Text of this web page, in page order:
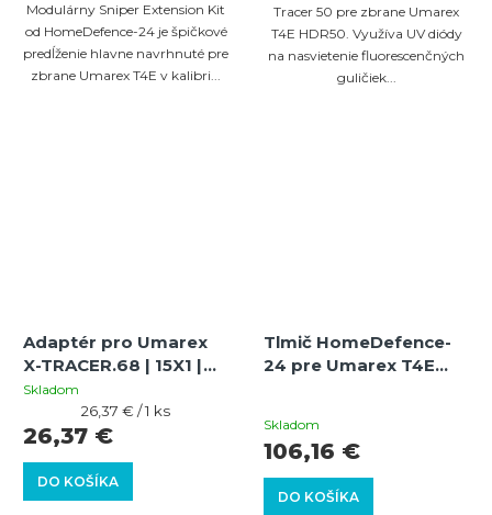
Modulárny Sniper Extension Kit
od HomeDefence-24 je špičkové
predĺženie hlavne navrhnuté pre
zbrane Umarex T4E v kalibri...
Tracer 50 pre zbrane Umarex
T4E HDR50. Využíva UV diódy
na nasvietenie fluorescenčných
guličiek...
Adaptér pro Umarex
X-TRACER.68 | 15X1 |
pro CAL.50 GEN1 GEN2
Skladom
DO KOŠÍKA
26,37 €
Jednotková
cena:
26,37 € / 1 ks
Tlmič HomeDefence-
24 pre Umarex T4E
Skladom
DO KOŠÍKA
106,16 €